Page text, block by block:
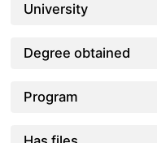
University
Degree obtained
Program